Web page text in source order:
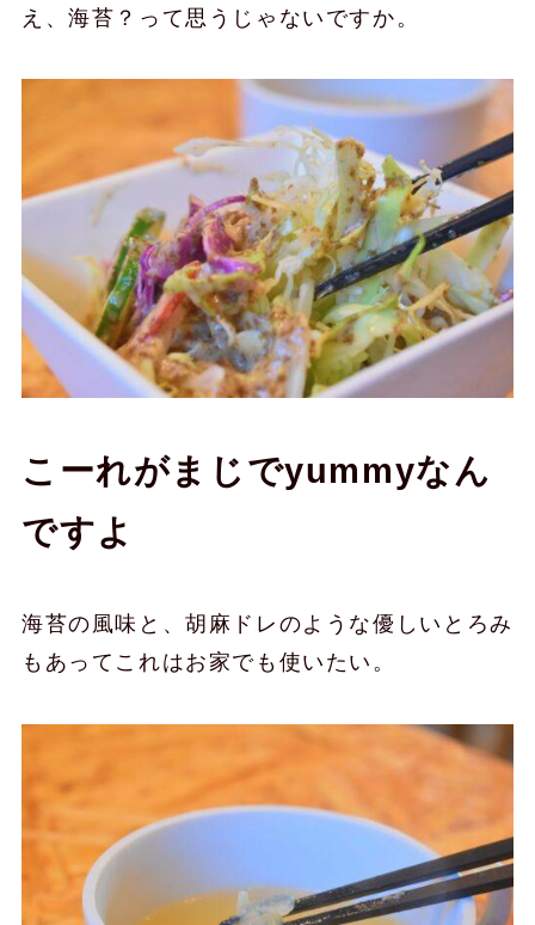
え、海苔？って思うじゃないですか。
こーれがまじでyummyなん
ですよ
海苔の風味と、胡麻ドレのような優しいとろみ
もあってこれはお家でも使いたい。